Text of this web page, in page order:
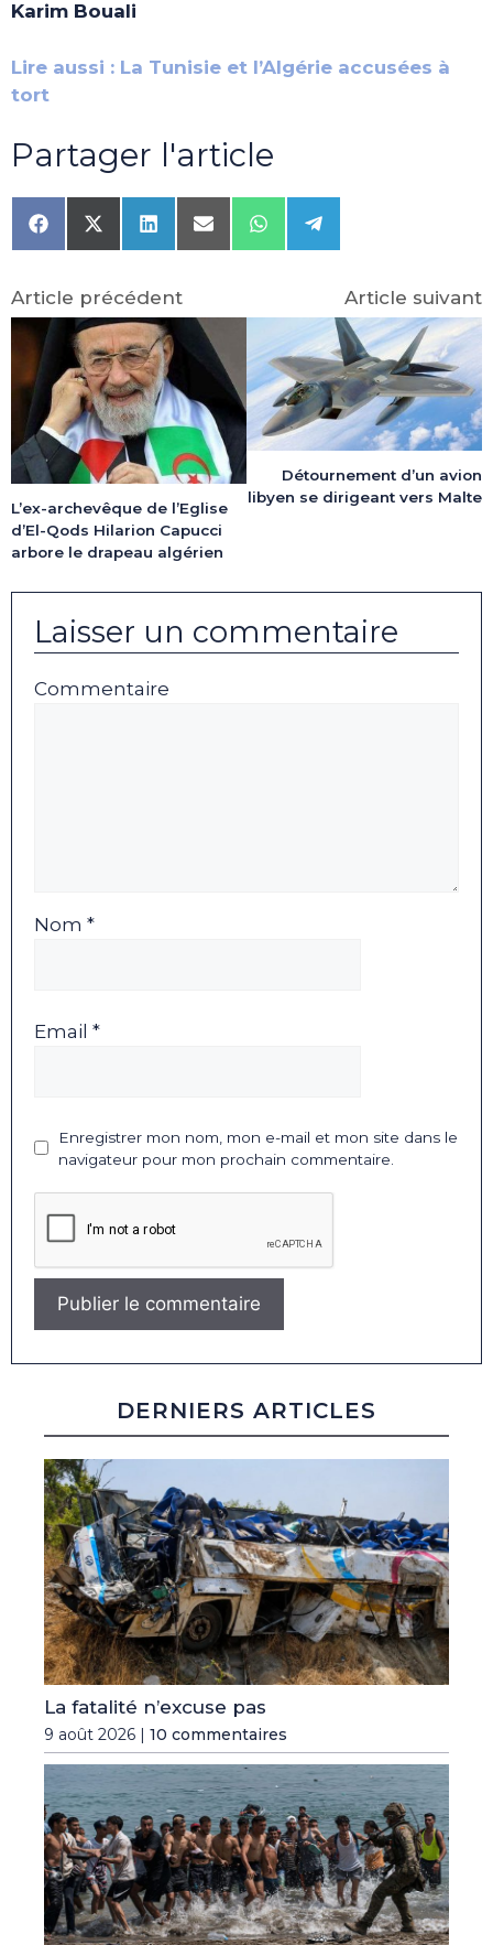
Karim Bouali
Lire aussi : La Tunisie et l’Algérie accusées à
tort
Partager l'article
Share
on
Share
on
(Twitter)
Share
on
Share
on
Share
on
Share
on
Article précédent
L’ex-archevêque de l’Eglise
d’El-Qods Hilarion Capucci
arbore le drapeau algérien
Article suivant
Détournement d’un avion
libyen se dirigeant vers Malte
Laisser un commentaire
Commentaire
Nom *
Email *
Enregistrer mon nom, mon e-mail et mon site dans le
navigateur pour mon prochain commentaire.
DERNIERS ARTICLES
La fatalité n’excuse pas
9 août 2026 | 10 commentaires